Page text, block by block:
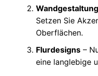
Setzen Sie
Oberflächen.
Flurdesigns–
eine langlebige